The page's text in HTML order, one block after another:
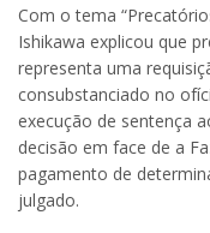
Com o tema
Ishikawa explicou que
representa uma
consubstanciado no
execução de sentença
decisão em face de a
pagamento de
julgado.